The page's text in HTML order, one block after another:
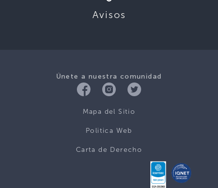
Avisos
Únete a nuestra comunidad
Mapa del Sitio
Politica Web
Carta de Derecho